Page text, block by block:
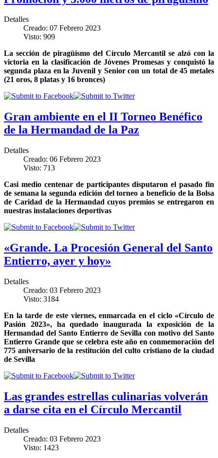
Detalles
Creado: 07 Febrero 2023
Visto: 909
La sección de piragüismo del Círculo Mercantil se alzó con la
victoria en la clasificación de Jóvenes Promesas y conquistó la
segunda plaza en la Juvenil y Senior con un total de 45 metales
(21 oros, 8 platas y 16 bronces)
Gran ambiente en el II Torneo Benéfico
de la Hermandad de la Paz
Detalles
Creado: 06 Febrero 2023
Visto: 713
Casi medio centenar de participantes disputaron el pasado fin
de semana la segunda edición del torneo a beneficio de la Bolsa
de Caridad de la Hermandad cuyos premios se entregaron en
nuestras instalaciones deportivas
«Grande. La Procesión General del Santo
Entierro, ayer y hoy»
Detalles
Creado: 03 Febrero 2023
Visto: 3184
En la tarde de este viernes, enmarcada en el ciclo «Círculo de
Pasión 2023», ha quedado inaugurada la exposición de la
Hermandad del Santo Entierro de Sevilla con motivo del Santo
Entierro Grande que se celebra este año en conmemoración del
775 aniversario de la restitución del culto cristiano de la ciudad
de Sevilla
Las grandes estrellas culinarias volverán
a darse cita en el Círculo Mercantil
Detalles
Creado: 03 Febrero 2023
Visto: 1423